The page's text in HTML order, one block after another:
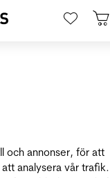
och annonser, för att
analysera vår